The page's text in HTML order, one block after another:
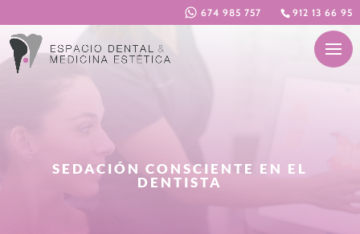
674 985 757 912 13 66 95
SEDACIÓN CONSCIENTE EN EL
DENTISTA